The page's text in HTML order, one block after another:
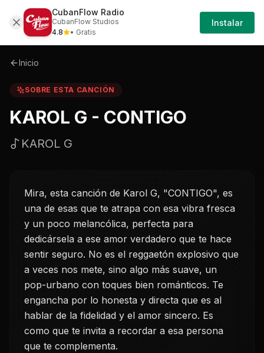
Sobre Karol-g---contigo-karol-g
Iniciar
Sesión
Inicio
SOBRE ESTA CANCIÓN
KAROL G - CONTIGO
KAROL G
Mira, esta canción de Karol G, "CONTIGO", es
una de esas que te atrapa con esa vibra fresca
y un poco melancólica, perfecta para
dedicársela a ese amor verdadero que te hace
sentir seguro. No es el reggaetón explosivo que
a veces nos mete, sino algo más suave, un
pop-urbano con toques bien románticos. Te
engancha por lo honesta y directa que es al
hablar de la fidelidad y el amor sincero. Es
como que te invita a recordar a esa persona
que te complementa.
CubanFlow Radio
CubanFlow Studios
4.8
• Gratis
Instalar